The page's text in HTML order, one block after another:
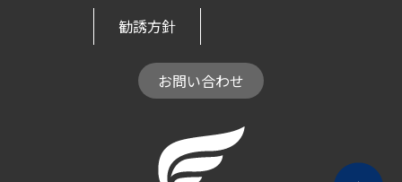
勧誘方針
お問い合わせ